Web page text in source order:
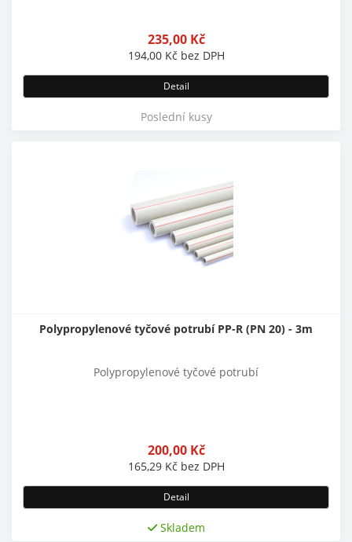
235,00 Kč
194,00 Kč bez DPH
Detail
Poslední kusy
Polypropylenové tyčové potrubí PP-R (PN 20) - 3m
Polypropylenové tyčové potrubí
200,00 Kč
165,29 Kč bez DPH
Detail
Skladem